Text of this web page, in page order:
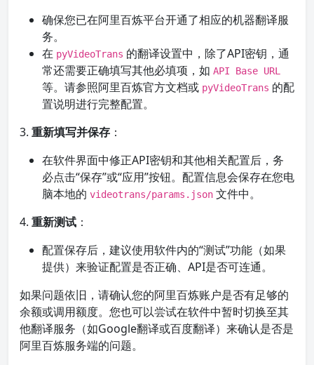
确保您已在阿里百炼平台开通了相应的机器翻译服
务。
在 pyVideoTrans 的翻译设置中，除了API密钥，通
常还需要正确填写其他必填项，如 API Base URL
等。请参照阿里百炼官方文档或 pyVideoTrans 的配
置说明进行完整配置。
3. 重新填写并保存 ：
在软件界面中修正API密钥和其他相关配置后，务
必点击“保存”或“应用”按钮。配置信息会保存在您电
脑本地的 videotrans/params.json 文件中。
4. 重新测试 ：
配置保存后，建议使用软件内的“测试”功能（如果
提供）来验证配置是否正确、API是否可连通。
如果问题依旧，请确认您的阿里百炼账户是否有足够的
余额或调用额度。您也可以尝试在软件中暂时切换至其
他翻译服务（如Google翻译或百度翻译）来确认是否是
阿里百炼服务端的问题。